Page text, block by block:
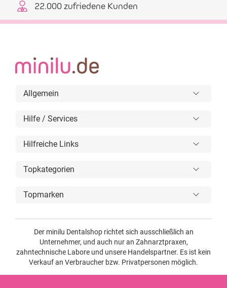
22.000 zufriedene Kunden
Allgemein
Hilfe / Services
Hilfreiche Links
Topkategorien
Topmarken
Der minilu Dentalshop richtet sich ausschließlich an
Unternehmer, und auch nur an Zahnarztpraxen,
zahntechnische Labore und unsere Handelspartner. Es ist kein
Verkauf an Verbraucher bzw. Privatpersonen möglich.